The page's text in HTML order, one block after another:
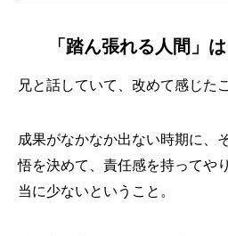
「踏ん張れる人間」
兄と話していて、改めて感じた
成果がなかなか出ない時期に、
悟を決めて、責任感を持って
当に少ないということ。